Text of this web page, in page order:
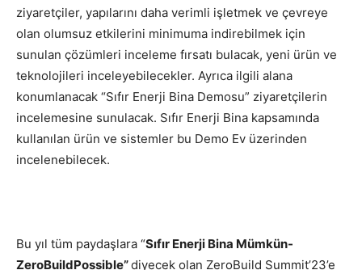
ziyaretçiler, yapılarını daha verimli işletmek ve çevreye
olan olumsuz etkilerini minimuma indirebilmek için
sunulan çözümleri inceleme fırsatı bulacak, yeni ürün ve
teknolojileri inceleyebilecekler. Ayrıca ilgili alana
konumlanacak “Sıfır Enerji Bina Demosu” ziyaretçilerin
incelemesine sunulacak. Sıfır Enerji Bina kapsamında
kullanılan ürün ve sistemler bu Demo Ev üzerinden
incelenebilecek.
Bu yıl tüm paydaşlara “Sıfır Enerji Bina Mümkün-
ZeroBuildPossible”diyecek olan ZeroBuild Summit’23’e